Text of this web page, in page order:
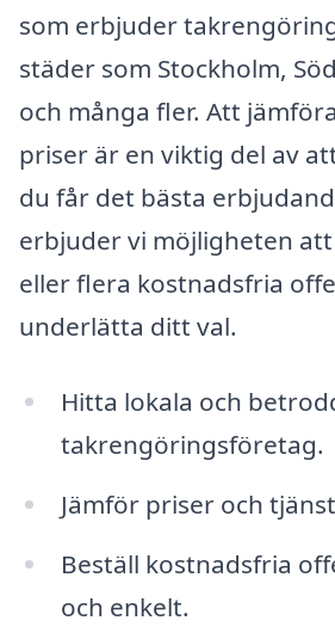
som erbjuder
städer som Stockholm,
och många fler. Att
priser är en viktig del av
du får det bästa
erbjuder vi möjligheten
eller flera kostnadsfria
underlätta ditt val.
Hitta lokala och
takrengöringsföretag.
Jämför priser och
Beställ kostnadsfria
och enkelt.